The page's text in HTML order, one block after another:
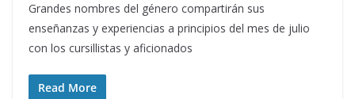
Grandes nombres del género compartirán sus
enseñanzas y experiencias a principios del mes de julio
con los cursillistas y aficionados
Read More